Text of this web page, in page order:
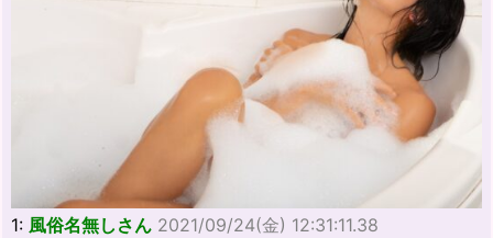
1: 風俗名無しさん 2021/09/24(金) 12:31:11.38